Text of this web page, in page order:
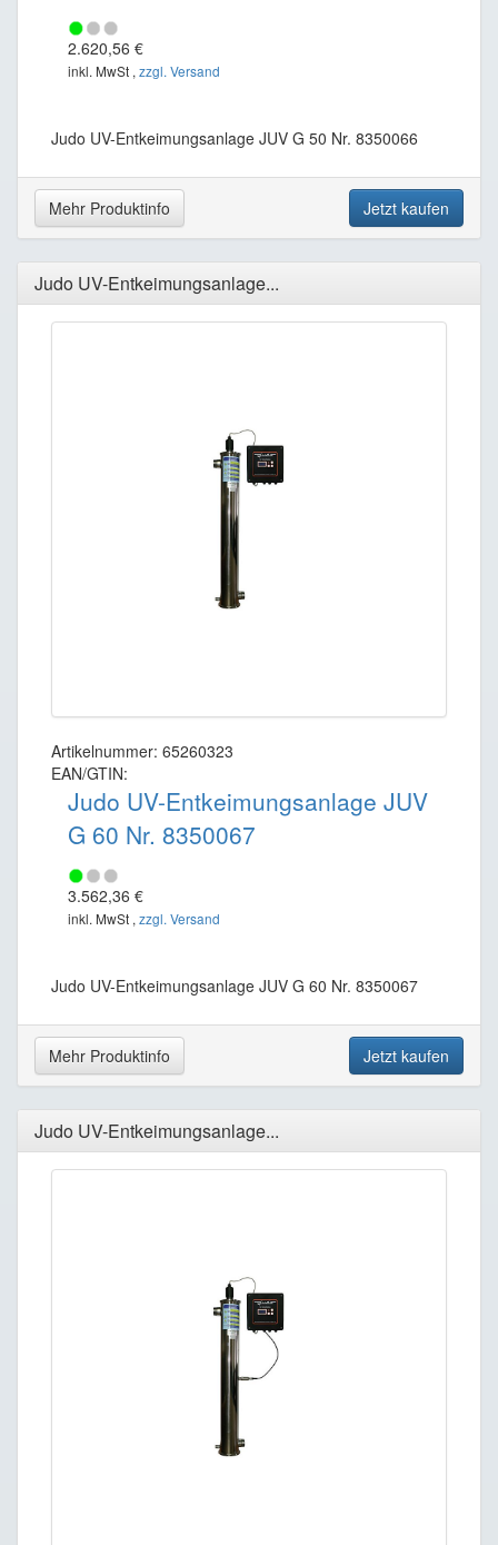
2.620,56 €
inkl. MwSt , zzgl. Versand
Judo UV-Entkeimungsanlage JUV G 50 Nr. 8350066
Mehr Produktinfo Jetzt kaufen
Judo UV-Entkeimungsanlage...
Artikelnummer: 65260323
EAN/GTIN:
Judo UV-Entkeimungsanlage JUV
G 60 Nr. 8350067
3.562,36 €
inkl. MwSt , zzgl. Versand
Judo UV-Entkeimungsanlage JUV G 60 Nr. 8350067
Mehr Produktinfo Jetzt kaufen
Judo UV-Entkeimungsanlage...